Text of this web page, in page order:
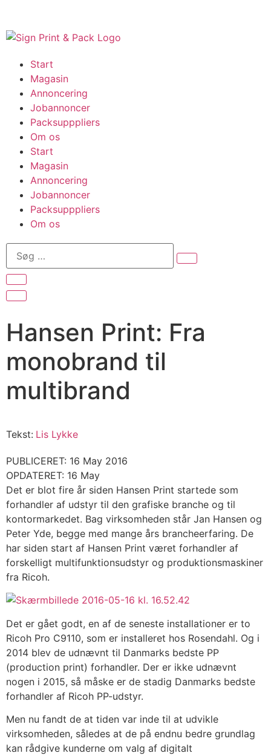
Start
Magasin
Annoncering
Jobannoncer
Packsupppliers
Om os
Start
Magasin
Annoncering
Jobannoncer
Packsupppliers
Om os
Hansen Print: Fra
monobrand til
multibrand
Tekst: Lis Lykke
PUBLICERET: 16 May 2016
OPDATERET: 16 May
Det er blot fire år siden Hansen Print startede som
forhandler af udstyr til den grafiske branche og til
kontormarkedet. Bag virksomheden står Jan Hansen og
Peter Yde, begge med mange års brancheerfaring. De
har siden start af Hansen Print været forhandler af
forskelligt multifunktionsudstyr og produktionsmaskiner
fra Ricoh.
Det er gået godt, en af de seneste installationer er to
Ricoh Pro C9110, som er installeret hos Rosendahl. Og i
2014 blev de udnævnt til Danmarks bedste PP
(production print) forhandler. Der er ikke udnævnt
nogen i 2015, så måske er de stadig Danmarks bedste
forhandler af Ricoh PP-udstyr.
Men nu fandt de at tiden var inde til at udvikle
virksomheden, således at de på endnu bedre grundlag
kan rådgive kunderne om valg af digitalt